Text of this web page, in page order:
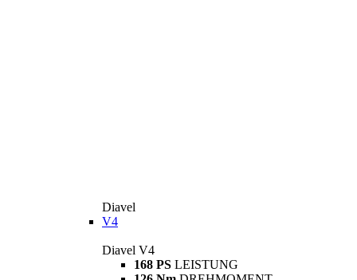
Diavel
V4
Diavel V4
168 PS LEISTUNG